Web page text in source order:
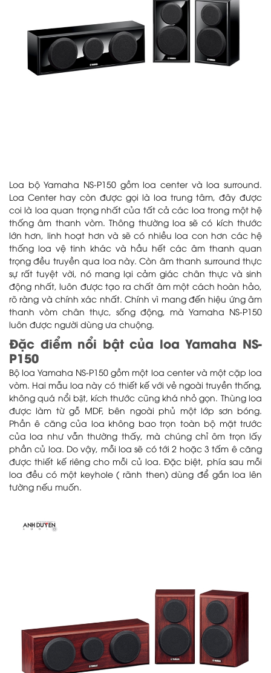
Loa bộ Yamaha NS-P150 gồm loa center và loa surround.
Loa Center hay còn được gọi là loa trung tâm, đây được
coi là loa quan trọng nhất của tất cả các loa trong một hệ
thống âm thanh vòm. Thông thường loa sẽ có kích thước
lớn hơn, linh hoạt hơn và sẽ có nhiều loa con hơn các hệ
thống loa vệ tinh khác và hầu hết các âm thanh quan
trọng đều truyền qua loa này. Còn âm thanh surround thực
sự rất tuyệt vời, nó mang lại cảm giác chân thực và sinh
động nhất, luôn được tạo ra chất âm một cách hoàn hảo,
rõ ràng và chính xác nhất. Chính vì mang đến hiệu ứng âm
thanh vòm chân thực, sống động, mà Yamaha NS-P150
luôn được người dùng ưa chuộng.
Đặc điểm nổi bật của loa Yamaha NS-
P150
Bộ loa Yamaha NS-P150 gồm một loa center và một cặp loa
vòm. Hai mẫu loa này có thiết kế với vẻ ngoài truyền thống,
không quá nổi bật, kích thước cũng khá nhỏ gọn. Thùng loa
được làm từ gỗ MDF, bên ngoài phủ một lớp sơn bóng.
Phần ê căng của loa không bao trọn toàn bộ mặt trước
của loa như vẫn thường thấy, mà chúng chỉ ôm trọn lấy
phần củ loa. Do vậy, mỗi loa sẽ có tới 2 hoặc 3 tấm ê căng
được thiết kế riêng cho mỗi củ loa. Đặc biệt, phía sau mỗi
loa đều có một keyhole ( rãnh then) dùng để gắn loa lên
tường nếu muốn.